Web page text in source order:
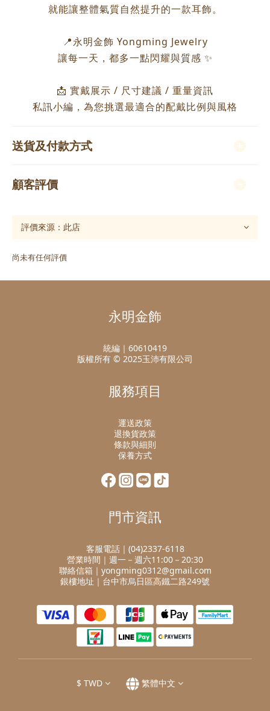
就能讓整體氣質自然提升的一款耳飾。
📍永明金飾 Yongming Jewelry
讓每一天，都多一點閃耀與質感 ✨
📩 實戴展示 / 尺寸建議 / 重量資訊
私訊小編，為您挑選最適合的配戴比例與風格
送貨及付款方式
顧客評價
尚未有任何評價
永明金飾
統編｜60610419
版權所有 © 2025玉沛有限公司
服務項目
運送政策
退換貨政策
條款與細則
保養方式
門市資訊
客服電話｜(04)2337-6118
營業時間｜週一－週六11:00－20:30
聯絡信箱｜yongming0312@gmail.com
銀樓地址｜台中市烏日區高鐵二路249號
$ TWD 繁體中文